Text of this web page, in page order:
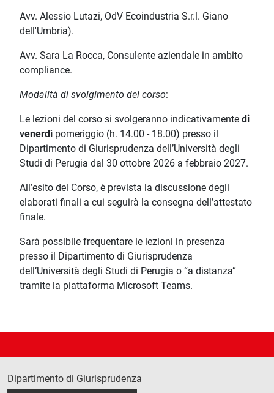
Avv. Alessio Lutazi, OdV Ecoindustria S.r.l. Giano
dell'Umbria).
Avv. Sara La Rocca, Consulente aziendale in ambito
compliance.
Modalità di svolgimento del corso:
Le lezioni del corso si svolgeranno indicativamente di
venerdì pomeriggio (h. 14.00 - 18.00) presso il
Dipartimento di Giurisprudenza dell’Università degli
Studi di Perugia dal 30 ottobre 2026 a febbraio 2027.
All’esito del Corso, è prevista la discussione degli
elaborati finali a cui seguirà la consegna dell’attestato
finale.
Sarà possibile frequentare le lezioni in presenza
presso il Dipartimento di Giurisprudenza
dell’Università degli Studi di Perugia o “a distanza”
tramite la piattaforma Microsoft Teams.
Dipartimento di Giurisprudenza